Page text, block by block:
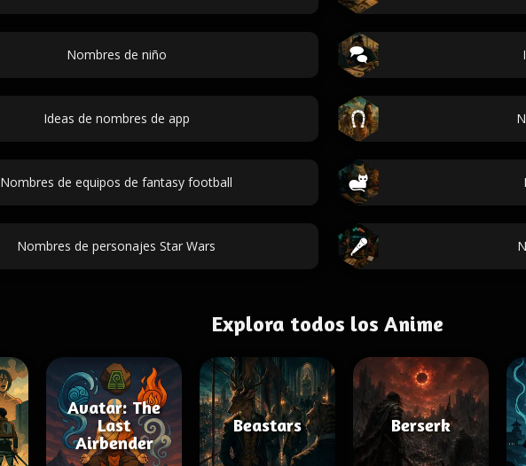
Nombres de niño
Ideas de nombres de app
Nombres de equipos de fantasy football
Nombres de personajes Star Wars
Explora todos los Anime
Avatar: The
Last
Airbender
Beastars Berserk